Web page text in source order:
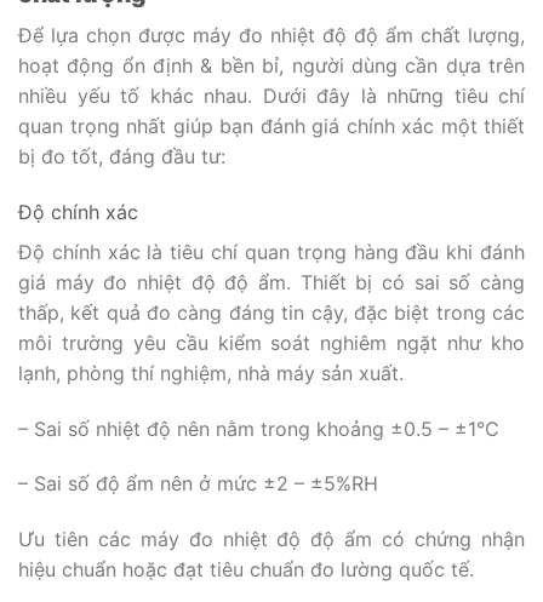
Để lựa chọn được máy đo nhiệt độ độ ẩm chất lượng,
hoạt động ổn định & bền bỉ, người dùng cần dựa trên
nhiều yếu tố khác nhau. Dưới đây là những tiêu chí
quan trọng nhất giúp bạn đánh giá chính xác một thiết
bị đo tốt, đáng đầu tư:
Độ chính xác
Độ chính xác là tiêu chí quan trọng hàng đầu khi đánh
giá máy đo nhiệt độ độ ẩm. Thiết bị có sai số càng
thấp, kết quả đo càng đáng tin cậy, đặc biệt trong các
môi trường yêu cầu kiểm soát nghiêm ngặt như kho
lạnh, phòng thí nghiệm, nhà máy sản xuất.
– Sai số nhiệt độ nên nằm trong khoảng ±0.5 – ±1°C
– Sai số độ ẩm nên ở mức ±2 – ±5%RH
Ưu tiên các máy đo nhiệt độ độ ẩm có chứng nhận
hiệu chuẩn hoặc đạt tiêu chuẩn đo lường quốc tế.